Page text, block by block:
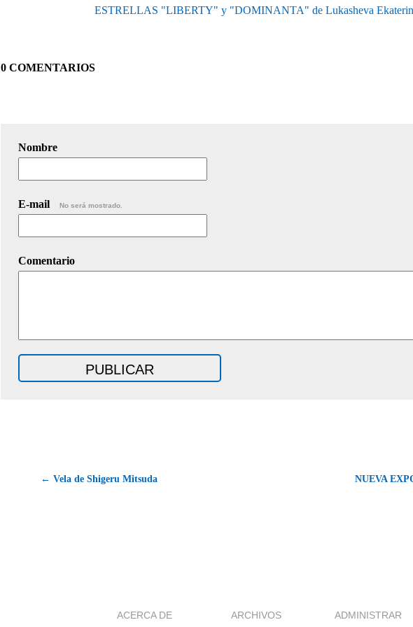
ESTRELLAS "LIBERTY" y "DOMINANTA" de Lukasheva
0 COMENTARIOS
Nombre
E-mail No será mostrado.
Comentario
← Vela de Shigeru Mitsuda NUEVA
ACERCA DE ARCHIVOS ADMINISTRAR